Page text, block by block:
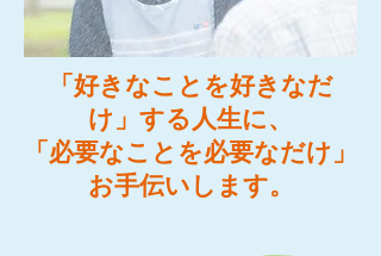
「好きなことを好きなだ
け」する人生に、
「必要なことを必要なだけ」
お手伝いします。